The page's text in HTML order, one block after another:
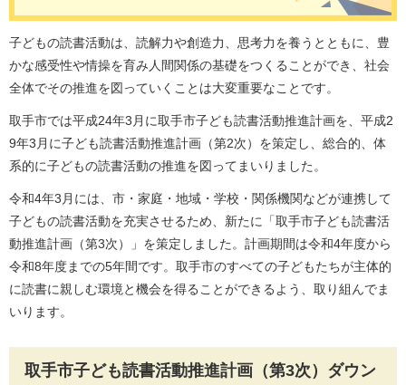
子どもの読書活動は、読解力や創造力、思考力を養うとともに、豊
かな感受性や情操を育み人間関係の基礎をつくることができ、社会
全体でその推進を図っていくことは大変重要なことです。
取手市では平成24年3月に取手市子ども読書活動推進計画を、平成2
9年3月に子ども読書活動推進計画（第2次）を策定し、総合的、体
系的に子どもの読書活動の推進を図ってまいりました。
令和4年3月には、市・家庭・地域・学校・関係機関などが連携して
子どもの読書活動を充実させるため、新たに「取手市子ども読書活
動推進計画（第3次）」を策定しました。計画期間は令和4年度から
令和8年度までの5年間です。取手市のすべての子どもたちが主体的
に読書に親しむ環境と機会を得ることができるよう、取り組んでま
いります。
取手市子ども読書活動推進計画（第3次）ダウン